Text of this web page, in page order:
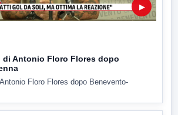
▶
di Antonio Floro Flores dopo
Floro Flores dopo Benevento-